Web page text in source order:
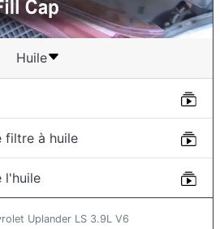
Huile
filtre à huile
l'huile
Uplander LS 3.9L V6